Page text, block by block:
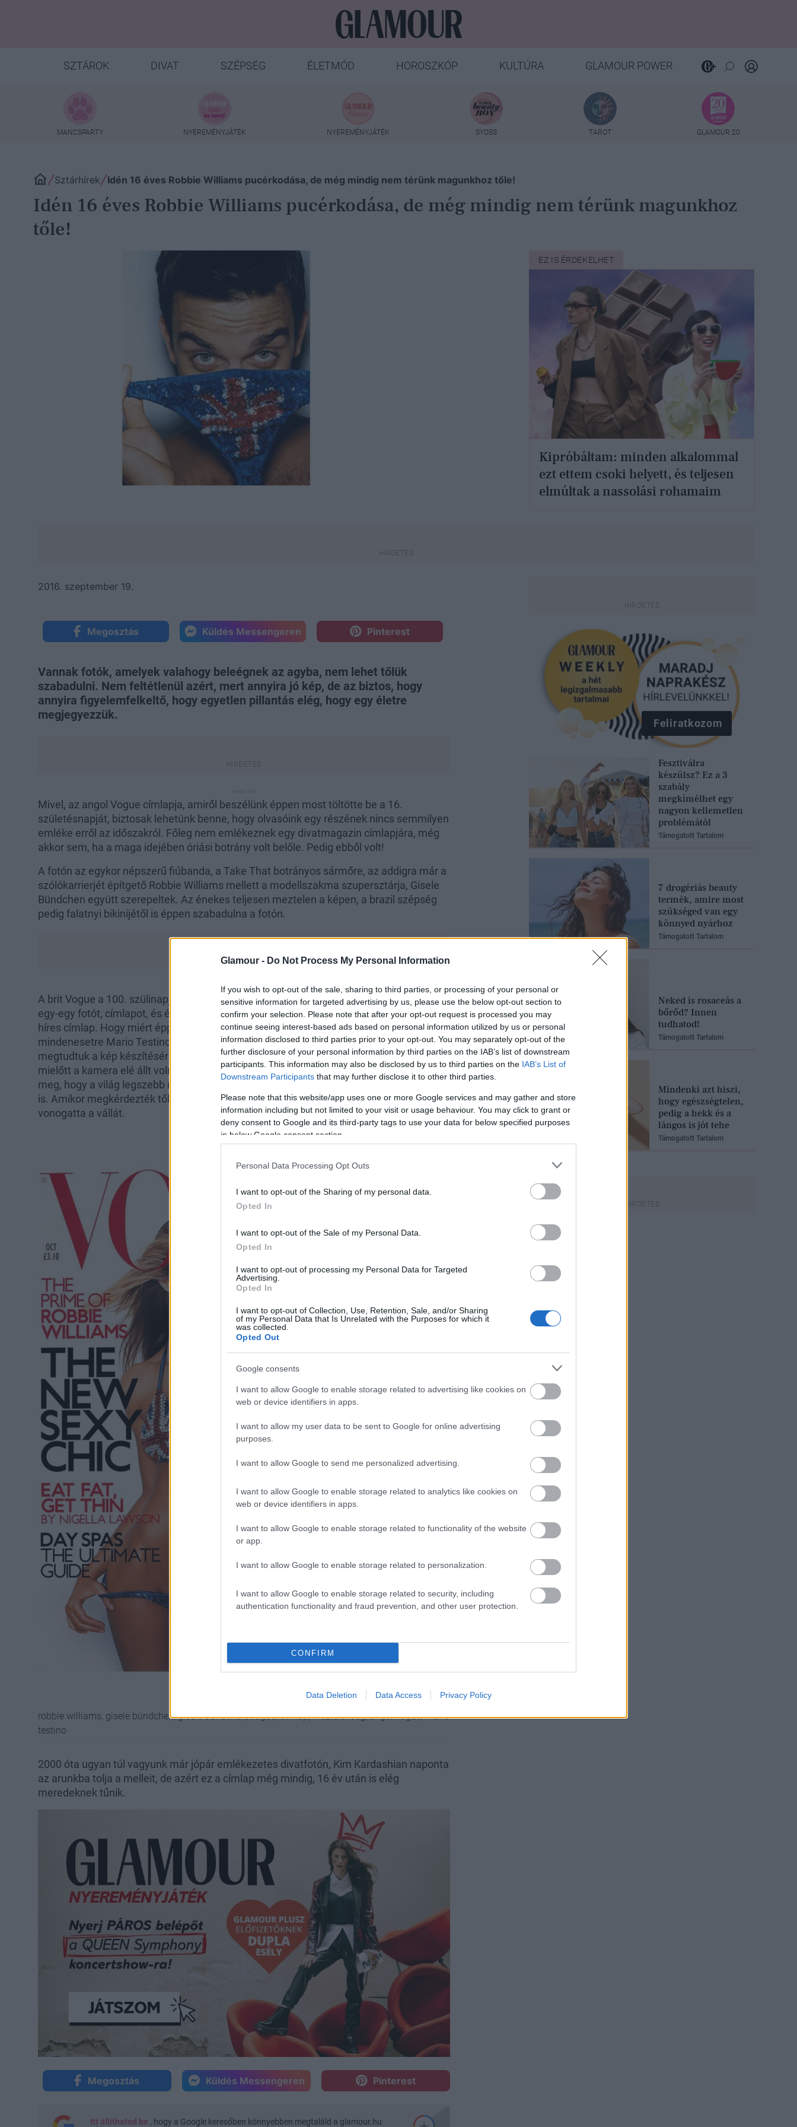
Glamour - Do Not Process My Personal Information
If you wish to opt-out of the sale, sharing to third parties, or processing of your personal or
sensitive information for targeted advertising by us, please use the below opt-out section to
confirm your selection. Please note that after your opt-out request is processed you may
continue seeing interest-based ads based on personal information utilized by us or personal
information disclosed to third parties prior to your opt-out. You may separately opt-out of the
further disclosure of your personal information by third parties on the IAB’s list of downstream
participants. This information may also be disclosed by us to third parties on the IAB’s List of
Downstream Participants that may further disclose it to other third parties.
Please note that this website/app uses one or more Google services and may gather and store
information including but not limited to your visit or usage behaviour. You may click to grant or
deny consent to Google and its third-party tags to use your data for below specified purposes
in below Google consent section.
Personal Data Processing Opt Outs
I want to opt-out of the Sharing of my personal data.
Opted In
I want to opt-out of the Sale of my Personal Data.
Opted In
I want to opt-out of processing my Personal Data for Targeted
Advertising.
Opted In
I want to opt-out of Collection, Use, Retention, Sale, and/or Sharing
of my Personal Data that Is Unrelated with the Purposes for which it
was collected.
Opted Out
Google consents
I want to allow Google to enable storage related to advertising like cookies on
web or device identifiers in apps.
I want to allow my user data to be sent to Google for online advertising
purposes.
I want to allow Google to send me personalized advertising.
I want to allow Google to enable storage related to analytics like cookies on
web or device identifiers in apps.
I want to allow Google to enable storage related to functionality of the website
or app.
I want to allow Google to enable storage related to personalization.
I want to allow Google to enable storage related to security, including
authentication functionality and fraud prevention, and other user protection.
CONFIRM
Data Deletion Data Access Privacy Policy
SZTÁROK DIVAT SZÉPSÉG ÉLETMÓD HOROSZKÓP KULTÚRA GLAMOUR POWER
MANCSPARTY NYEREMÉNYJÁTÉK NYEREMÉNYJÁTÉK SYOSS TAROT GLAMOUR 20
Sztárhírek Idén 16 éves Robbie Williams pucérkodása, de még mindig nem térünk magunkhoz tőle!
Idén 16 éves Robbie Williams pucérkodása, de még mindig nem térünk magunkhoz
tőle!
EZ IS ÉRDEKELHET
Kipróbáltam: minden alkalommal
ezt ettem csoki helyett, és teljesen
elmúltak a nassolási rohamaim
2016. szeptember 19.
Megosztás Küldés Messengeren Pinterest
Vannak fotók, amelyek valahogy beleégnek az agyba, nem lehet tőlük
szabadulni. Nem feltétlenül azért, mert annyira jó kép, de az biztos, hogy
annyira figyelemfelkeltő, hogy egyetlen pillantás elég, hogy egy életre
megjegyezzük.
Mivel, az angol Vogue címlapja, amiről beszélünk éppen most töltötte be a 16.
születésnapját, biztosak lehetünk benne, hogy olvasóink egy részének nincs semmilyen
emléke erről az időszakról. Főleg nem emlékeznek egy divatmagazin címlapjára, még
akkor sem, ha a maga idejében óriási botrány volt belőle. Pedig ebből volt!
A fotón az egykor népszerű fiúbanda, a Take That botrányos sármőre, az addigra már a
szólókarrierjét építgető Robbie Williams mellett a modellszakma szupersztárja, Gisele
Bündchen együtt szerepeltek. Az énekes teljesen meztelen a képen, a brazil szépség
pedig falatnyi bikinijétől is éppen szabadulna a fotón.
A brit Vogue a 100. szülinapját ünnepli, és ebből az alkalomból időnként elővesznek
egy-egy fotót, címlapot, és érdekességeket osztanak meg róla. Így került újra elénk a
híres címlap. Hogy miért éppen ez volt a koncepció, az nem derül ki ebből a cikkből,
mindenesetre Mario Testino egyik legtöbbet emlegetett fotója lett. Azt viszont
megtudtuk a kép készítéséről, hogy Robbie Williams sokat készült rá, és hetekig gyúrt
mielőtt a kamera elé állt volna. Sőt, az is kiderült, hogy különösebben nem érintette
meg, hogy a világ legszebb nőjének tartott modelljével fotózzák, ráadásul ő még pucér
is. Amikor megkérdezték tőle, hogy érzi magát, állítólag a fotózáson csak unottan
vonogatta a vállát.
robbie williams, gisele bündchen, gisele bundchen, vogue, címlap, meztelenség, angol vogue, mario
testino
2000 óta ugyan túl vagyunk már jópár emlékezetes divatfotón, Kim Kardashian naponta
az arunkba tolja a melleit, de azért ez a címlap még mindig, 16 év után is elég
meredeknek tűnik.
Megosztás Küldés Messengeren Pinterest
Itt állíthatod be , hogy a Google keresőben könnyebben megtaláld a glamour.hu
Feliratkozom
Fesztiválra
készülsz? Ez a 3
szabály
megkímélhet egy
nagyon kellemetlen
problémától
Támogatott Tartalom
7 drogériás beauty
termék, amire most
szükséged van egy
könnyed nyárhoz
Támogatott Tartalom
Neked is rosaceás a
bőrőd? Innen
tudhatod!
Támogatott Tartalom
Mindenki azt hiszi,
hogy egészségtelen,
pedig a hekk és a
lángos is jót tehe
Támogatott Tartalom